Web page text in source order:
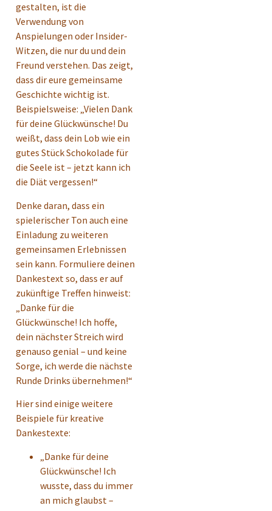
gestalten, ist die
Verwendung von
Anspielungen oder Insider-
Witzen, die nur du und dein
Freund verstehen. Das zeigt,
dass dir eure gemeinsame
Geschichte wichtig ist.
Beispielsweise: „Vielen Dank
für deine Glückwünsche! Du
weißt, dass dein Lob wie ein
gutes Stück Schokolade für
die Seele ist – jetzt kann ich
die Diät vergessen!“
Denke daran, dass ein
spielerischer Ton auch eine
Einladung zu weiteren
gemeinsamen Erlebnissen
sein kann. Formuliere deinen
Dankestext so, dass er auf
zukünftige Treffen hinweist:
„Danke für die
Glückwünsche! Ich hoffe,
dein nächster Streich wird
genauso genial – und keine
Sorge, ich werde die nächste
Runde Drinks übernehmen!“
Hier sind einige weitere
Beispiele für kreative
Dankestexte:
„Danke für deine
Glückwünsche! Ich
wusste, dass du immer
an mich glaubst –